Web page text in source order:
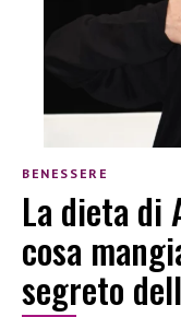
BENESSERE
La dieta di
cosa
segreto